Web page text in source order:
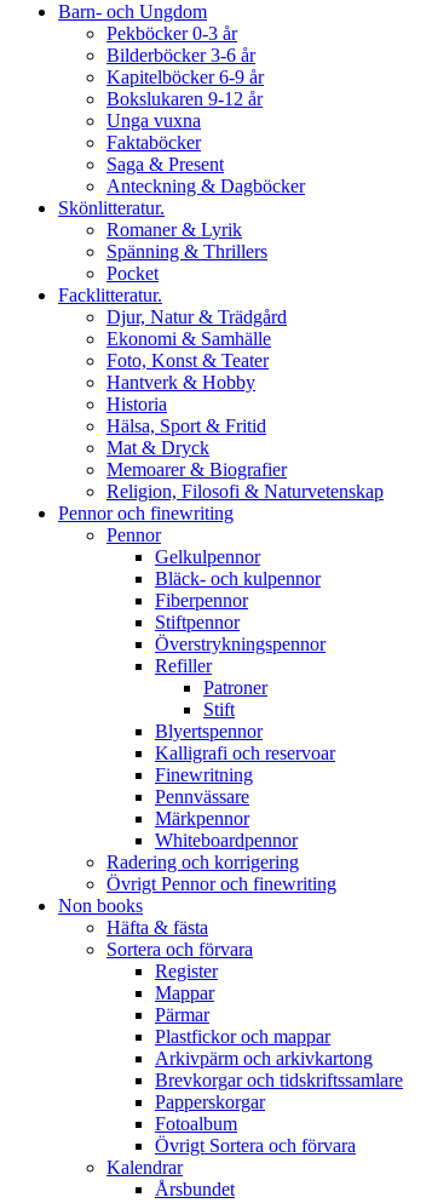
Barn- och Ungdom
Pekböcker 0-3 år
Bilderböcker 3-6 år
Kapitelböcker 6-9 år
Bokslukaren 9-12 år
Unga vuxna
Faktaböcker
Saga & Present
Anteckning & Dagböcker
Skönlitteratur.
Romaner & Lyrik
Spänning & Thrillers
Pocket
Facklitteratur.
Djur, Natur & Trädgård
Ekonomi & Samhälle
Foto, Konst & Teater
Hantverk & Hobby
Historia
Hälsa, Sport & Fritid
Mat & Dryck
Memoarer & Biografier
Religion, Filosofi & Naturvetenskap
Pennor och finewriting
Pennor
Gelkulpennor
Bläck- och kulpennor
Fiberpennor
Stiftpennor
Överstrykningspennor
Refiller
Patroner
Stift
Blyertspennor
Kalligrafi och reservoar
Finewritning
Pennvässare
Märkpennor
Whiteboardpennor
Radering och korrigering
Övrigt Pennor och finewriting
Non books
Häfta & fästa
Sortera och förvara
Register
Mappar
Pärmar
Plastfickor och mappar
Arkivpärm och arkivkartong
Brevkorgar och tidskriftssamlare
Papperskorgar
Fotoalbum
Övrigt Sortera och förvara
Kalendrar
Årsbundet